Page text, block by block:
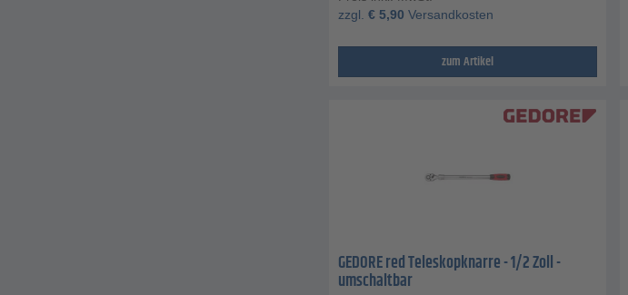
zzgl. € 5,90 Versandkosten
zum Artikel
GEDORE red Teleskopknarre - 1/2 Zoll -
umschaltbar